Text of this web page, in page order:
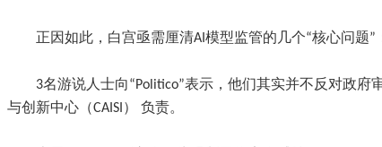
正因如此，白宫亟需厘清AI模型监管的几个“核心问题
3名游说人士向“Politico”表示，他们其实并不反对政
与创新中心（CAISI） 负责。